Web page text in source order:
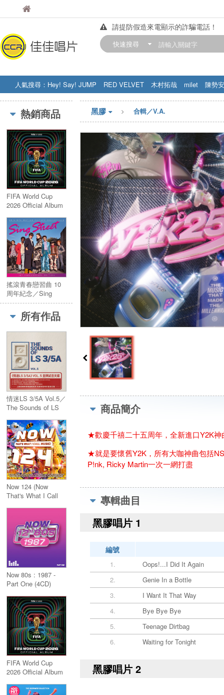
佳佳唱片
請提防假造來電顯示的詐騙電話！
【中華門市營業時間調整公告】
快速搜尋
人氣搜尋： Hey! Say! JUMP RED VELVET 木村拓哉 milet
陳勢安
STRAY KIDS
盧廣仲 周杰伦
熱銷商品
FIFA World Cup
2026 Official Album
搖滾青春戀習曲 10
周年紀念／Sing
Street 10th
Anniversary
所有作品
情迷LS 3/5A Vol.5／
The Sounds of LS
Now 124 (Now
That's What I Call
Now 80s : 1987 -
Part One (4CD)
FIFA World Cup
2026 Official Album
黑膠 合輯／V.A.
商品簡介
★歡慶千禧二十五周年，全新進口Y2K神
★就是要懷舊Y2K，所有大咖神曲包括
P!nk, Ricky Martin一次一網打盡
專輯曲目
黑膠唱片 1
編號
1.
Oops!...I Did It Again
2.
Genie In a Bottle
3.
I Want It That Way
4.
Bye Bye Bye
5.
Teenage Dirtbag
6.
Waiting for Tonight
黑膠唱片 2